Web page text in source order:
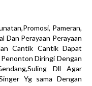
Pameran,
Dan Perayaan Perayaan
Cantik Cantik Dapat
Diringi Dengan
Dll Agar
Yg sama Dengan